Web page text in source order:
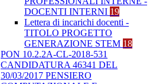
DOCENTI INTERNI 19
Lettera di incarichi docenti -
TITOLO PROGETTO
GENERAZIONE STEM 18
PON 10.2.2A-CL-2018-531
CANDIDATURA 46341 DEL
30/03/2017 PENSIERO